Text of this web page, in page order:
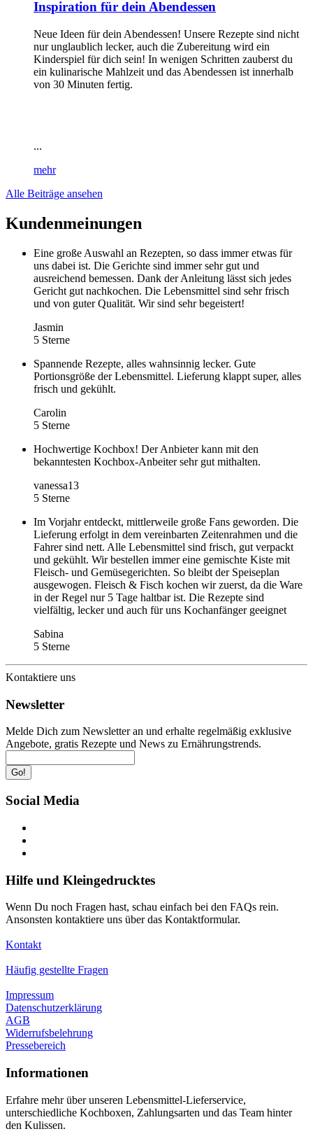
Inspiration für dein Abendessen
Neue Ideen für dein Abendessen! Unsere Rezepte sind nicht
nur unglaublich lecker, auch die Zubereitung wird ein
Kinderspiel für dich sein! In wenigen Schritten zauberst du
ein kulinarische Mahlzeit und das Abendessen ist innerhalb
von 30 Minuten fertig.
...
mehr
Alle Beiträge ansehen
Kundenmeinungen
Eine große Auswahl an Rezepten, so dass immer etwas für
uns dabei ist. Die Gerichte sind immer sehr gut und
ausreichend bemessen. Dank der Anleitung lässt sich jedes
Gericht gut nachkochen. Die Lebensmittel sind sehr frisch
und von guter Qualität. Wir sind sehr begeistert!
Jasmin
5 Sterne
Spannende Rezepte, alles wahnsinnig lecker. Gute
Portionsgröße der Lebensmittel. Lieferung klappt super, alles
frisch und gekühlt.
Carolin
5 Sterne
Hochwertige Kochbox! Der Anbieter kann mit den
bekanntesten Kochbox-Anbeiter sehr gut mithalten.
vanessa13
5 Sterne
Im Vorjahr entdeckt, mittlerweile große Fans geworden. Die
Lieferung erfolgt in dem vereinbarten Zeitenrahmen und die
Fahrer sind nett. Alle Lebensmittel sind frisch, gut verpackt
und gekühlt. Wir bestellen immer eine gemischte Kiste mit
Fleisch- und Gemüsegerichten. So bleibt der Speiseplan
ausgewogen. Fleisch & Fisch kochen wir zuerst, da die Ware
in der Regel nur 5 Tage haltbar ist. Die Rezepte sind
vielfältig, lecker und auch für uns Kochanfänger geeignet
Sabina
5 Sterne
Kontaktiere uns
Newsletter
Melde Dich zum Newsletter an und erhalte regelmäßig exklusive
Angebote, gratis Rezepte und News zu Ernährungstrends.
Go!
Social Media
Hilfe und Kleingedrucktes
Wenn Du noch Fragen hast, schau einfach bei den FAQs rein.
Ansonsten kontaktiere uns über das Kontaktformular.
Kontakt
Häufig gestellte Fragen
Impressum
Datenschutzerklärung
AGB
Widerrufsbelehrung
Pressebereich
Informationen
Erfahre mehr über unseren Lebensmittel-Lieferservice,
unterschiedliche Kochboxen, Zahlungsarten und das Team hinter
den Kulissen.